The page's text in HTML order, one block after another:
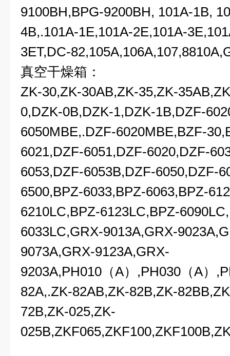
9100BH,BPG-9200BH, 101A-1B,
4B,.101A-1E,101A-2E,101A-
3ET,DC-
真空干燥箱：
ZK-30,ZK-30AB,ZK-35,ZK-
0,DZK-0B,DZK-1,DZK-1B,DZF-
6050MBE,.DZF-6020MBE,BZF-
6021,DZF-6051,DZF-6020,DZF-
6053,DZF-6053B,DZF-6050,DZF-
6500,BPZ-6033,BPZ-6063,BPZ-
6210LC,BPZ-6123LC,BPZ-
6033LC,GRX-9013A,GRX-
9073A,GRX-9123A,GRX-
9203A,PH010（A）,PH030（A）
82A,.ZK-82AB,ZK-82B,ZK-
72B,ZK-025,ZK-